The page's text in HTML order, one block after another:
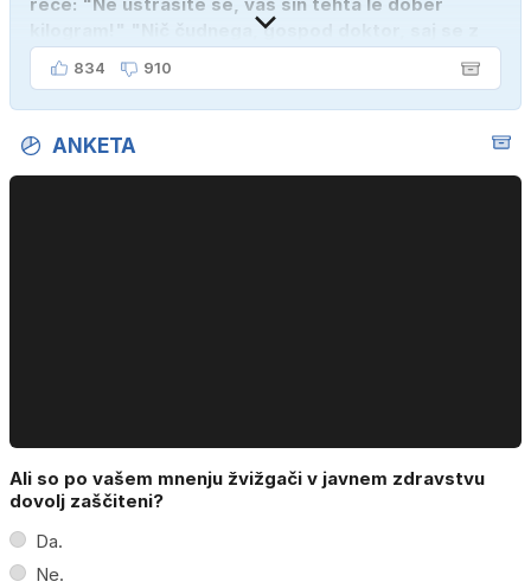
kilogram!" "Nič čudnega, gospod doktor, saj se z
ženo poznava šele tri mesece."
834 910
ANKETA
Ali so po vašem mnenju žvižgači v javnem zdravstvu
dovolj zaščiteni?
Da.
Ne.